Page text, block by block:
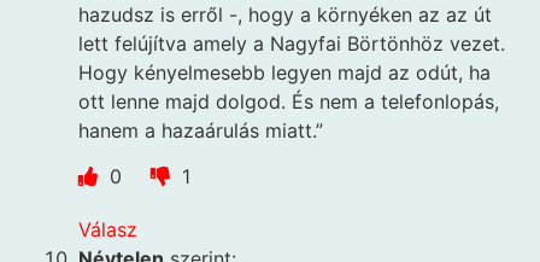
hazudsz is erről -, hogy a környéken az az út
lett felújítva amely a Nagyfai Börtönhöz vezet.
Hogy kényelmesebb legyen majd az odút, ha
ott lenne majd dolgod. És nem a telefonlopás,
hanem a hazaárulás miatt.”
0
1
Válasz